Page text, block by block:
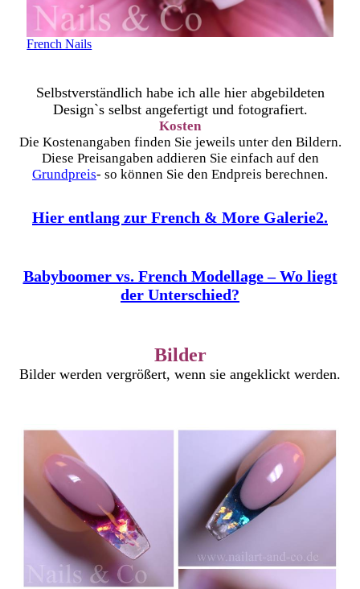
French Nails
Selbstverständlich habe ich alle hier abgebildeten
Design`s selbst angefertigt und fotografiert.
Kosten
Die Kostenangaben finden Sie jeweils unter den Bildern.
Diese Preisangaben addieren Sie einfach auf den
Grundpreis- so können Sie den Endpreis berechnen.
Hier entlang zur French & More Galerie2.
Babyboomer vs. French Modellage – Wo liegt
der Unterschied?
Bilder
Bilder werden vergrößert, wenn sie angeklickt werden.